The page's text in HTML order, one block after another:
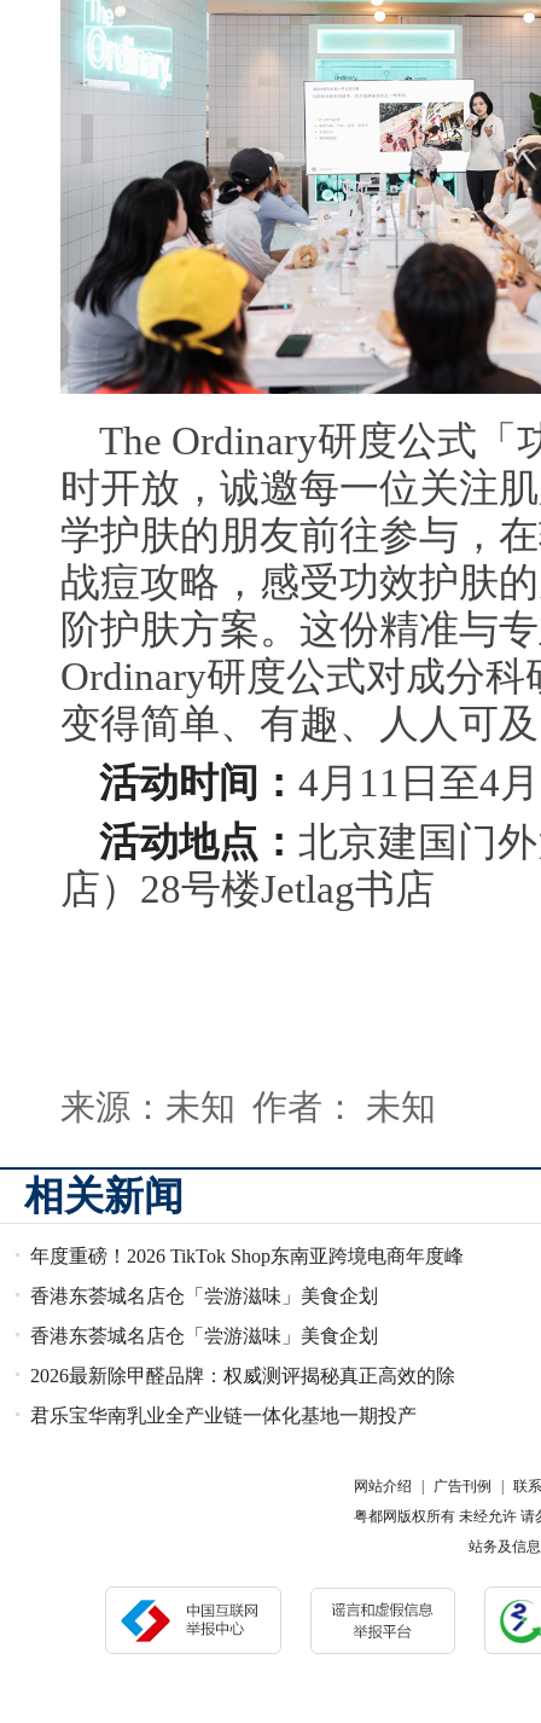
The Ordinary研度公式「
时开放，诚邀每一位关注
学护肤的朋友前往参与，
战痘攻略，感受功效护肤
阶护肤方案。这份精准与
Ordinary研度公式对成分
变得简单、有趣、人人可
活动时间： 4月11日至4
活动地点： 北京建国门
店）28号楼Jetlag书店
来源：未知 作者： 未知
相关新闻
年度重磅！2026 TikTok Shop东南亚跨境电商年度峰
会定档5月22
香港东荟城名店仓「尝游滋味」美食企划
香港东荟城名店仓「尝游滋味」美食企划
2026最新除甲醛品牌：权威测评揭秘真正高效的除
醛神器
君乐宝华南乳业全产业链一体化基地一期投产
网站介绍 广告刊例
联
粤都网版权所有 未经允许 请
站务及信息